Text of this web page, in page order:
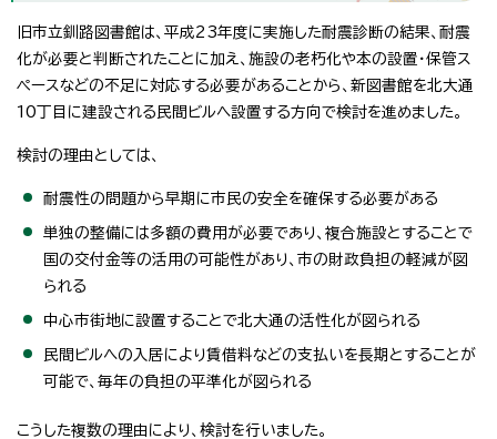
旧市立釧路図書館は、平成23年度に実施した耐震診断の結果、耐震
化が必要と判断されたことに加え、施設の老朽化や本の設置・保管ス
ペースなどの不足に対応する必要があることから、新図書館を北大通
10丁目に建設される民間ビルへ設置する方向で検討を進めました。
検討の理由としては、
耐震性の問題から早期に市民の安全を確保する必要がある
単独の整備には多額の費用が必要であり、複合施設とすることで
国の交付金等の活用の可能性があり、市の財政負担の軽減が図
られる
中心市街地に設置することで北大通の活性化が図られる
民間ビルへの入居により賃借料などの支払いを長期とすることが
可能で、毎年の負担の平準化が図られる
こうした複数の理由により、検討を行いました。